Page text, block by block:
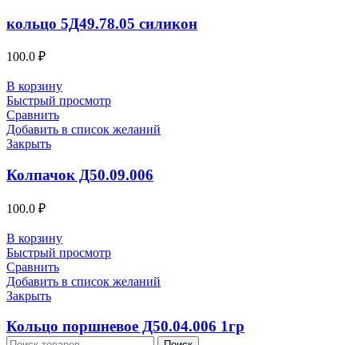
кольцо 5Д49.78.05 силикон
100.0 ₽
В корзину
Быстрый просмотр
Сравнить
Добавить в список желаний
Закрыть
Колпачок Д50.09.006
100.0 ₽
В корзину
Быстрый просмотр
Сравнить
Добавить в список желаний
Закрыть
Кольцо поршневое Д50.04.006 1гр